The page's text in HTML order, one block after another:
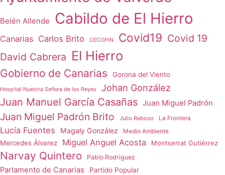
Belén Allende Cabildo de El Hierro
Canarias Carlos Brito CECOPIN Covid19 Covid 19
David Cabrera El Hierro
Gobierno de Canarias Gorona del Viento
Hospital Nuestra Señora de los Reyes Johan González
Juan Manuel García Casañas Juan Miguel Padrón
Juan Miguel Padrón Brito Julio Reboso La Frontera
Lucía Fuentes Magaly González Medio Ambiente
Mercedes Álvarez Miguel Anguel Acosta Montserrat Gutiérrez
Narvay Quintero Pablo Rodriguez
Parlamento de Canarias Partido Popular